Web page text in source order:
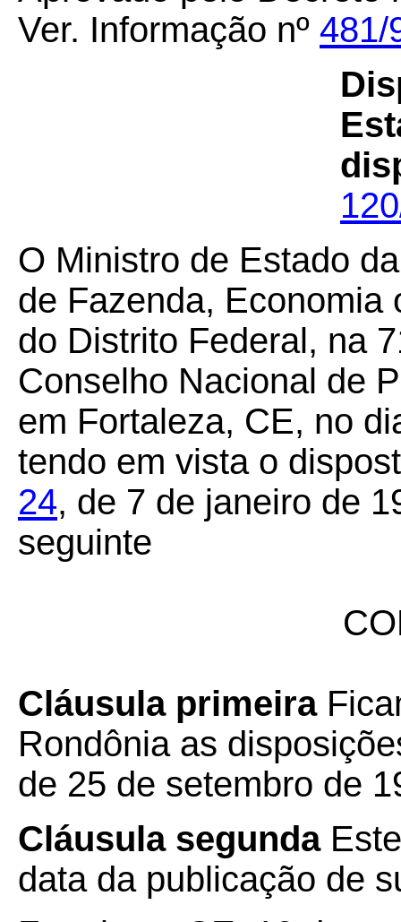
Ver. Informação nº 481/
O Ministro de Estado
de Fazenda, Economia
do Distrito Federal, na
Conselho Nacional de
em Fortaleza, CE, no
tendo em vista o
24, de 7 de janeiro de
seguinte
Cláusula primeira
Rondônia as
de 25 de setembro de
Cláusula segunda
data da publicação de